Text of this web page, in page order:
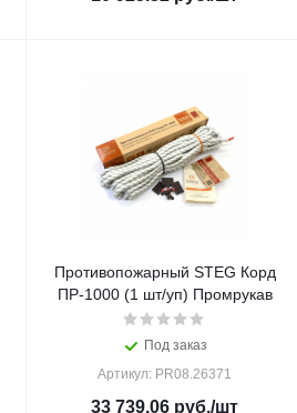
Противопожарный STEG Корд
ПР-1000 (1 шт/уп) Промрукав
Под заказ
Артикул: PR08.26371
33 739.06 руб./шт